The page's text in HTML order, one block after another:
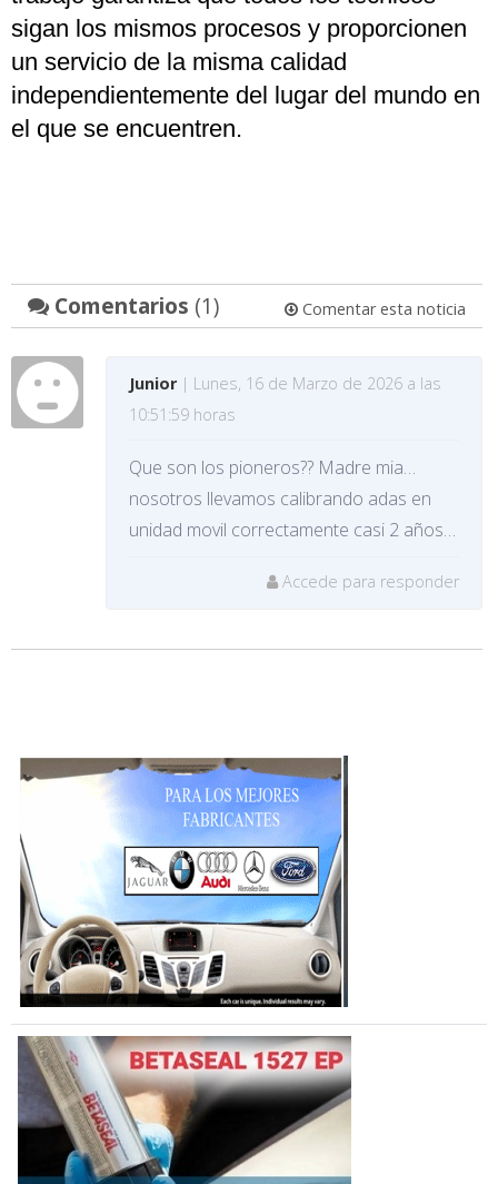
sigan los mismos procesos y proporcionen
un servicio de la misma calidad
independientemente del lugar del mundo en
el que se encuentren.
Comentarios (1) Comentar esta noticia
Junior | Lunes, 16 de Marzo de 2026 a las
10:51:59 horas
Que son los pioneros?? Madre mia…
nosotros llevamos calibrando adas en
unidad movil correctamente casi 2 años…
Accede para responder